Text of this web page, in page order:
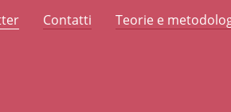
Contatti Teorie e